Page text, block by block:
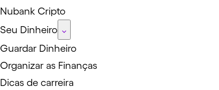
Nubank Cripto
Seu Dinheiro
Guardar Dinheiro
Organizar as Finanças
Dicas de carreira